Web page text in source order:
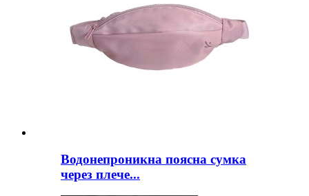
Водонепроникна поясна сумка
через плече...